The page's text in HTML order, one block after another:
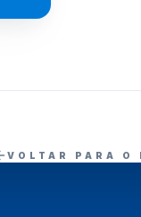
VOLTAR PARA O